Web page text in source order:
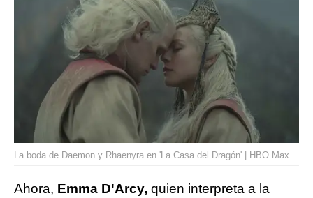
La boda de Daemon y Rhaenyra en 'La Casa del Dragón' | HBO Max
Ahora, Emma D'Arcy, quien interpreta a la